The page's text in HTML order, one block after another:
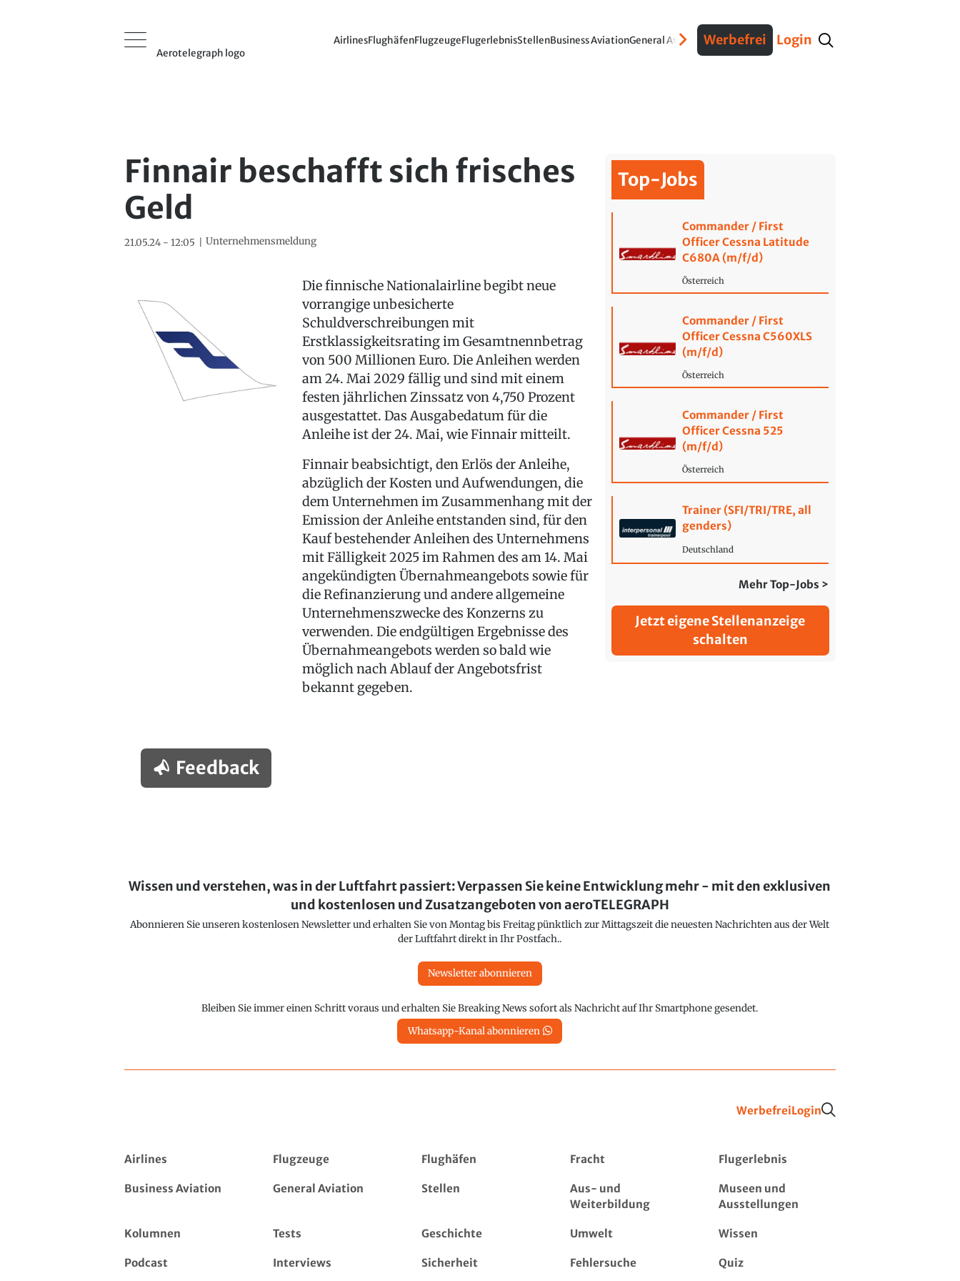
Aerotelegraph logo
AirlinesFlughäfenFlugzeugeFlugerlebnisStellenBusiness AviationGeneral AviationVerteidigungInterviews Fracht
Werbefrei Login
Finnair beschafft sich frisches
Geld
21.05.24 - 12:05 Unternehmensmeldung
Die finnische Nationalairline begibt neue
vorrangige unbesicherte
Schuldverschreibungen mit
Erstklassigkeitsrating im Gesamtnennbetrag
von 500 Millionen Euro. Die Anleihen werden
am 24. Mai 2029 fällig und sind mit einem
festen jährlichen Zinssatz von 4,750 Prozent
ausgestattet. Das Ausgabedatum für die
Anleihe ist der 24. Mai, wie Finnair mitteilt.
Finnair beabsichtigt, den Erlös der Anleihe,
abzüglich der Kosten und Aufwendungen, die
dem Unternehmen im Zusammenhang mit der
Emission der Anleihe entstanden sind, für den
Kauf bestehender Anleihen des Unternehmens
mit Fälligkeit 2025 im Rahmen des am 14. Mai
angekündigten Übernahmeangebots sowie für
die Refinanzierung und andere allgemeine
Unternehmenszwecke des Konzerns zu
verwenden. Die endgültigen Ergebnisse des
Übernahmeangebots werden so bald wie
möglich nach Ablauf der Angebotsfrist
bekannt gegeben.
Feedback
Top-Jobs
Commander / First
Officer Cessna Latitude
C680A (m/f/d)
Österreich
Commander / First
Officer Cessna C560XLS
(m/f/d)
Österreich
Commander / First
Officer Cessna 525
(m/f/d)
Österreich
Trainer (SFI/TRI/TRE, all
genders)
Deutschland
Mehr Top-Jobs >
Jetzt eigene Stellenanzeige
schalten
Wissen und verstehen, was in der Luftfahrt passiert: Verpassen Sie keine Entwicklung mehr - mit den exklusiven
und kostenlosen und Zusatzangeboten von aeroTELEGRAPH
Abonnieren Sie unseren kostenlosen Newsletter und erhalten Sie von Montag bis Freitag pünktlich zur Mittagszeit die neuesten Nachrichten aus der Welt
der Luftfahrt direkt in Ihr Postfach..
Newsletter abonnieren
Bleiben Sie immer einen Schritt voraus und erhalten Sie Breaking News sofort als Nachricht auf Ihr Smartphone gesendet.
Whatsapp-Kanal abonnieren
WerbefreiLogin
Airlines Flugzeuge Flughäfen Fracht Flugerlebnis
Business Aviation General Aviation Stellen
Aus- und
Weiterbildung
Museen und
Ausstellungen
Kolumnen Tests Geschichte Umwelt Wissen
Podcast Interviews Sicherheit Fehlersuche Quiz